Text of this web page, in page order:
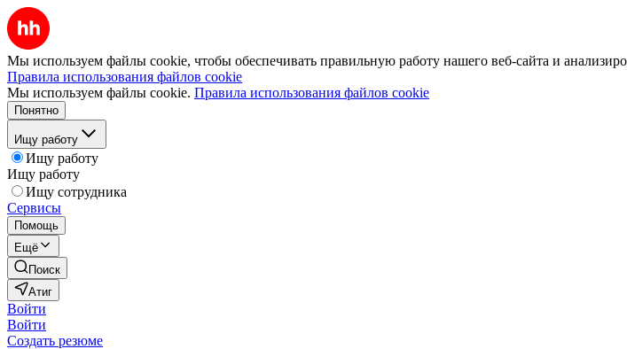
Мы используем файлы cookie, чтобы обеспечивать правильную работу нашего веб-сайта и
Правила использования файлов cookie
Мы используем файлы cookie. Правила использования файлов cookie
Понятно
Ищу работу
Ищу работу
Ищу работу
Ищу сотрудника
Сервисы
Помощь
Ещё
Поиск
Атиг
Войти
Войти
Создать резюме